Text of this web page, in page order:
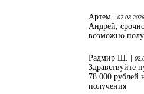
Артем | 02.08.2026
Андрей,
возможно
Радмир Ш. |
Здравствуйте
78.000 рублей
получения